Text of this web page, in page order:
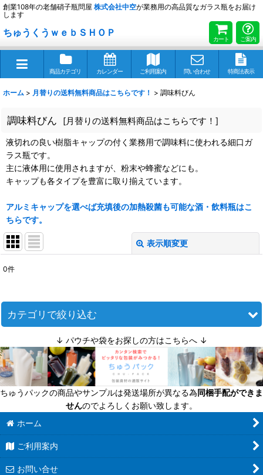
創業108年の老舗硝子瓶問屋 株式会社中空が業務用の高品質なガラス瓶をお届け
します
ちゅうくうｗｅｂＳＨＯＰ
カート ご案内
商品カテゴリ カレンダー ご利用案内 問い合わせ 特商法表示
ホーム > 月替りの送料無料商品はこちらです！ > 調味料びん
調味料びん [月替りの送料無料商品はこちらです！ ]
液切れの良い樹脂キャップの付く業務用で調味料に使われる細口ガ
ラス瓶です。
主に液体用に使用されますが、粉末や蜂蜜などにも。
キャップも各タイプを豊富に取り揃えています。
アルミキャップを選べば充填後の加熱殺菌も可能な酒・飲料瓶はこ
ちらです。
表示順変更
表示数
絞り込む
0件
カテゴリで絞り込む
調味料びん (全商品)
小（〜110ｍｌ）
中（101〜200ｍｌ）
大（201ｍｌ〜）
↓ パウチや袋をお探しの方はこちらへ ↓
ちゅうパックの商品やサンプルは発送場所が異なる為同梱手配ができま
せんのでよろしくお願い致します。
ホーム
ご利用案内
お問い合せ